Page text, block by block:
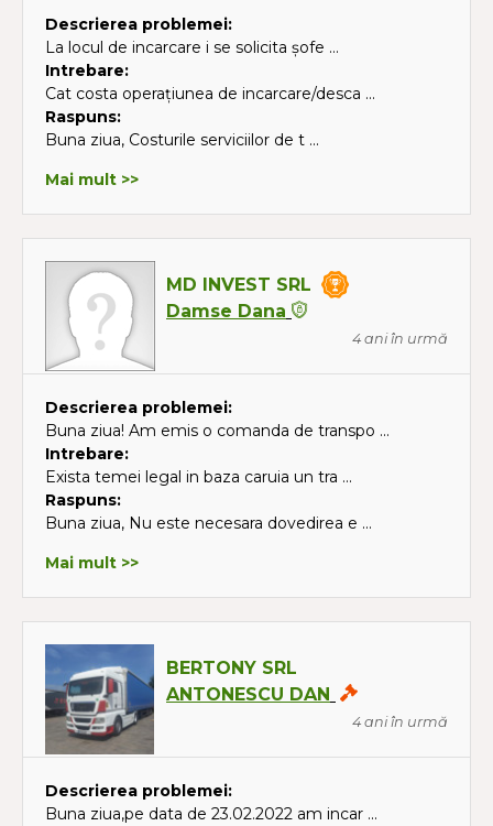
Descrierea problemei:
La locul de incarcare i se solicita șofe ...
Intrebare:
Cat costa operațiunea de incarcare/desca ...
Raspuns:
Buna ziua, Costurile serviciilor de t ...
Mai mult >>
MD INVEST SRL
Damse Dana
4 ani în urmă
Descrierea problemei:
Buna ziua! Am emis o comanda de transpo ...
Intrebare:
Exista temei legal in baza caruia un tra ...
Raspuns:
Buna ziua, Nu este necesara dovedirea e ...
Mai mult >>
BERTONY SRL
ANTONESCU DAN
4 ani în urmă
Descrierea problemei:
Buna ziua,pe data de 23.02.2022 am incar ...